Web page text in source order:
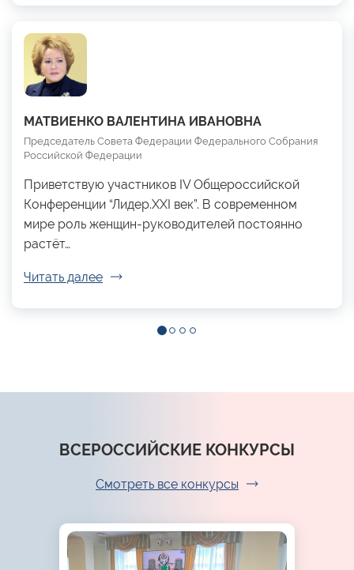
МАТВИЕНКО ВАЛЕНТИНА ИВАНОВНА
Председатель Совета Федерации Федерального Собрания
Российской Федерации
Приветствую участников IV Общероссийской
Конференции “Лидер.XXI век”. В современном
мире роль женщин-руководителей постоянно
растёт…
Читать далее
ВСЕРОССИЙСКИЕ КОНКУРСЫ
Смотреть все конкурсы